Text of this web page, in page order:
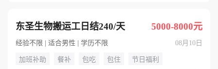
东圣生物搬运工日结240/天 5000-8000元
经验不限 | 适合男性 | 学历不限 08月10日
加班补助 餐补 包吃 包住 节日福利